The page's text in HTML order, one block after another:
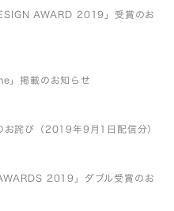
AWARD 2019」受賞のお
」掲載のお知らせ
お詫び（2019年9月1日配信分）
2019」ダブル受賞のお